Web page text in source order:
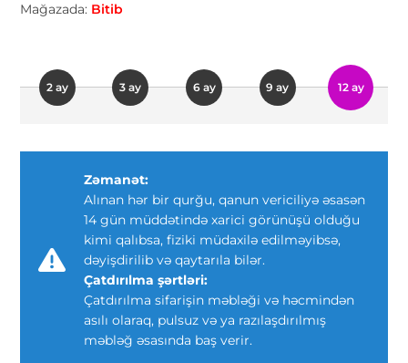
Mağazada: Bitib
2 ay 3 ay 6 ay 9 ay 12 ay
Zəmanət:
Alınan hər bir qurğu, qanun vericiliyə əsasən
14 gün müddətində xarici görünüşü olduğu
kimi qalıbsa, fiziki müdaxilə edilməyibsə,
dəyişdirilib və qaytarıla bilər.
Çatdırılma şərtləri:
Çatdırılma sifarişin məbləği və həcmindən
asılı olaraq, pulsuz və ya razılaşdırılmış
məbləğ əsasında baş verir.